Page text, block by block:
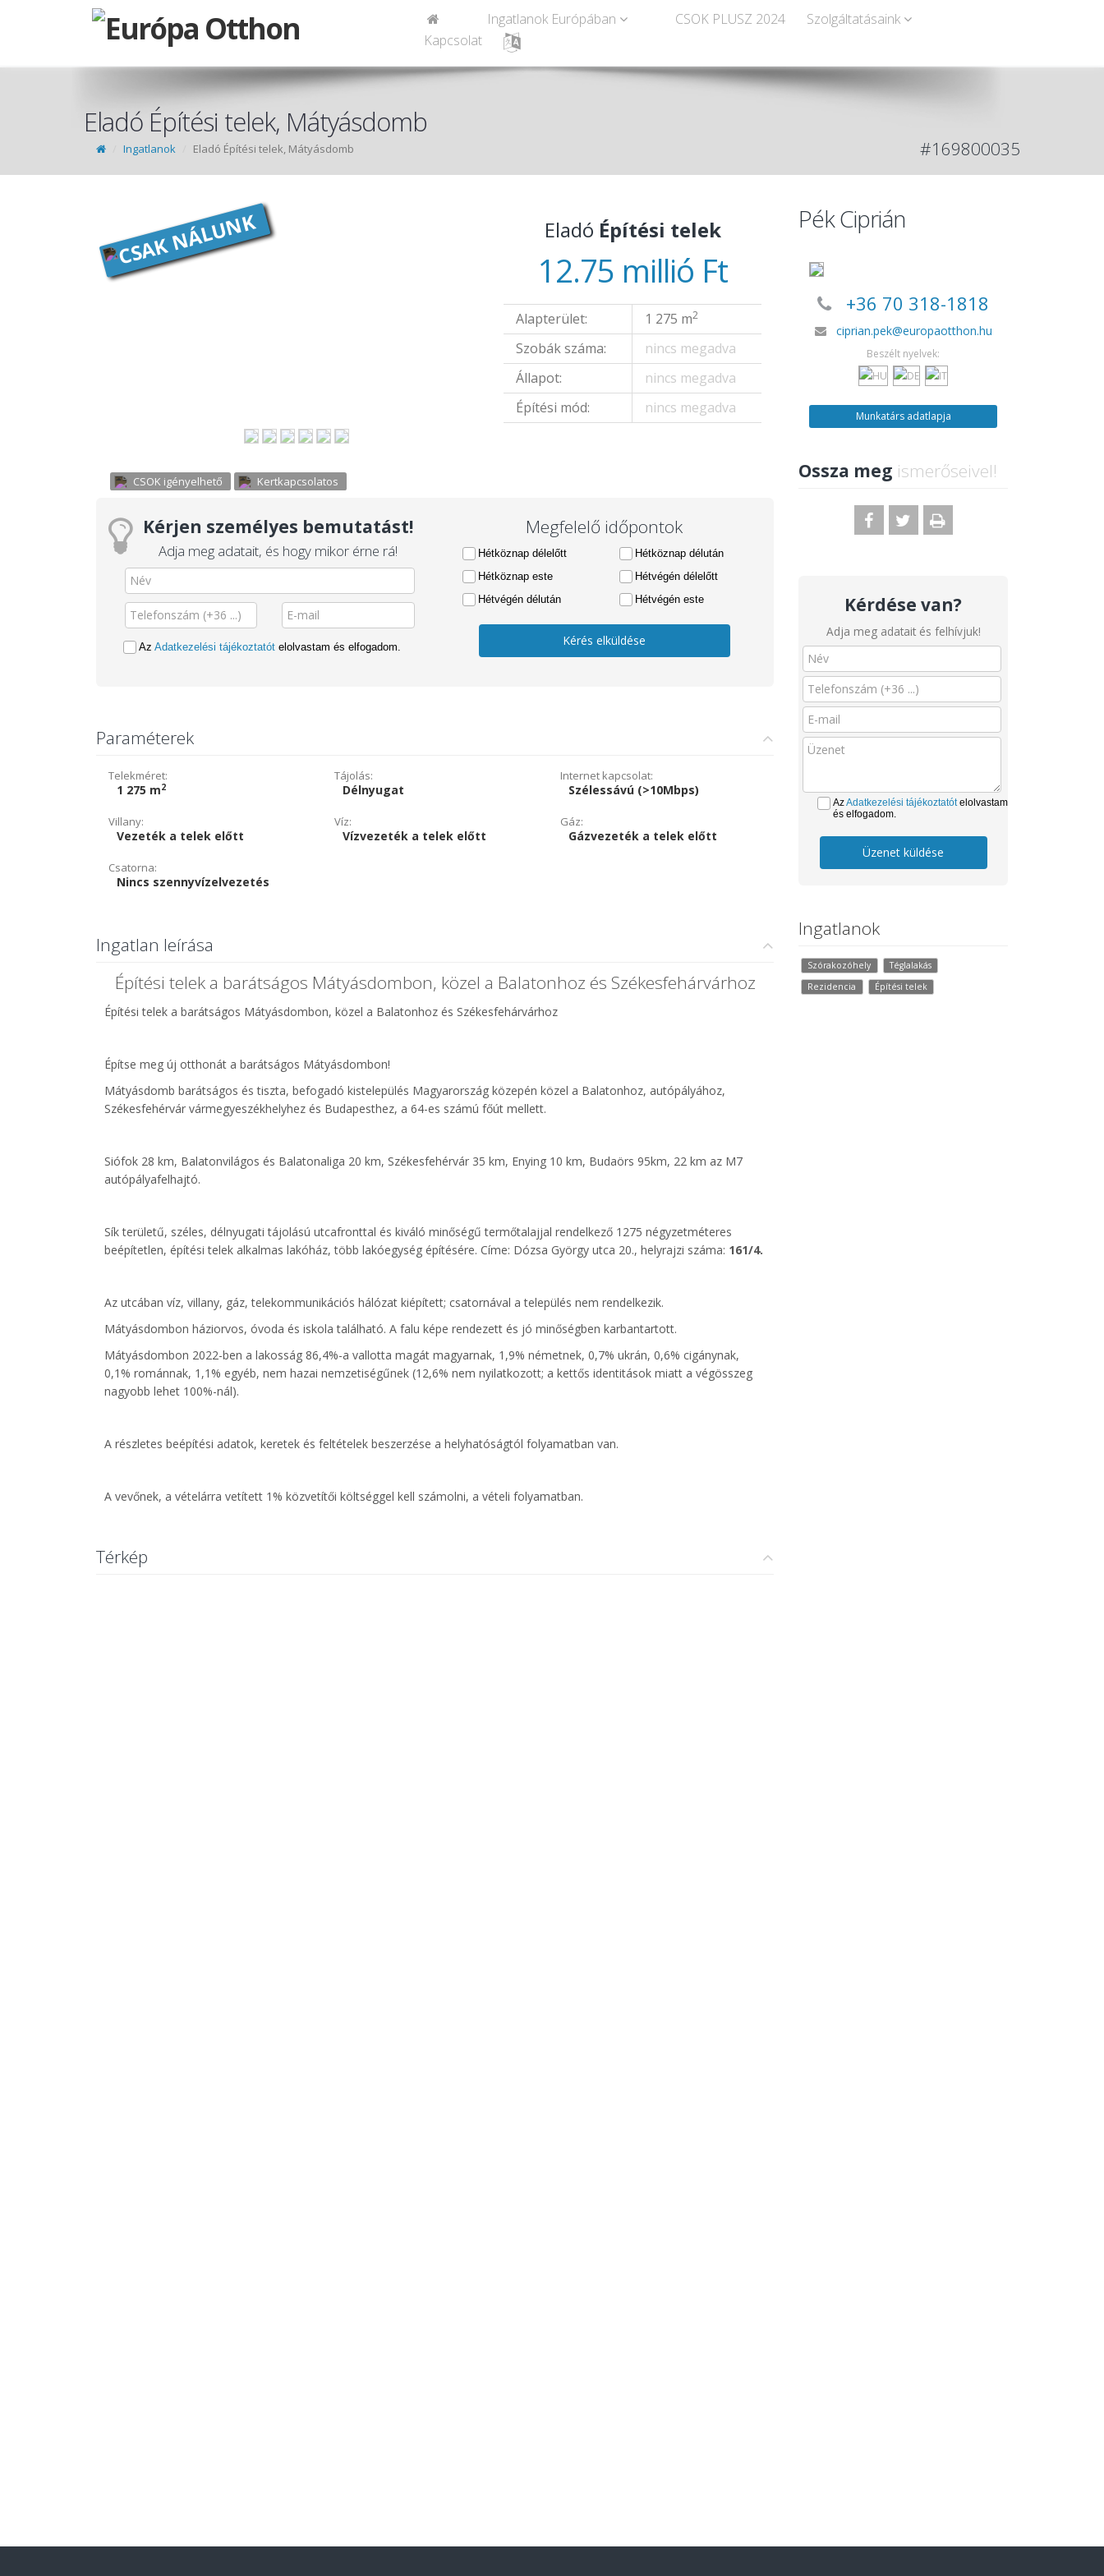
Ingatlanok Európában CSOK PLUSZ 2024
Szolgáltatásaink
Kapcsolat
Eladó Építési telek, Mátyásdomb
Ingatlanok Eladó Építési telek, Mátyásdomb #169800035
CSAK NÁLUNK Eladó Építési telek
12.75 millió Ft
Alapterület: 1 275 m2
Szobák száma:
nincs megadva
Állapot:
nincs megadva
Építési mód:
nincs megadva
CSOK igényelhető Kertkapcsolatos
Kérjen személyes bemutatást!
Adja meg adatait, és hogy mikor érne rá!
Az Adatkezelési tájékoztatót elolvastam és elfogadom.
Megfelelő időpontok
Hétköznap délelőtt
Hétköznap délután
Hétköznap este
Hétvégén délelőtt
Hétvégén délután
Hétvégén este
Kérés elküldése
Paraméterek
Telekméret:
1 275 m2
Tájolás:
Délnyugat
Internet kapcsolat:
Szélessávú (>10Mbps)
Villany:
Vezeték a telek előtt
Víz:
Vízvezeték a telek előtt
Gáz:
Gázvezeték a telek előtt
Csatorna:
Nincs szennyvízelvezetés
Ingatlan leírása
Építési telek a barátságos Mátyásdombon, közel a Balatonhoz és Székesfehárvárhoz
Építési telek a barátságos Mátyásdombon, közel a Balatonhoz és Székesfehárvárhoz
Építse meg új otthonát a barátságos Mátyásdombon!
Mátyásdomb barátságos és tiszta, befogadó kistelepülés Magyarország közepén közel a Balatonhoz, autópályához,
Székesfehérvár vármegyeszékhelyhez és Budapesthez, a 64-es számú főút mellett.
Siófok 28 km, Balatonvilágos és Balatonaliga 20 km, Székesfehérvár 35 km, Enying 10 km, Budaörs 95km, 22 km az M7
autópályafelhajtó.
Sík területű, széles, délnyugati tájolású utcafronttal és kiváló minőségű termőtalajjal rendelkező 1275 négyzetméteres
beépítetlen, építési telek alkalmas lakóház, több lakóegység építésére. Címe: Dózsa György utca 20., helyrajzi száma: 161/4.
Az utcában víz, villany, gáz, telekommunikációs hálózat kiépített; csatornával a település nem rendelkezik.
Mátyásdombon háziorvos, óvoda és iskola található. A falu képe rendezett és jó minőségben karbantartott.
Mátyásdombon 2022-ben a lakosság 86,4%-a vallotta magát magyarnak, 1,9% németnek, 0,7% ukrán, 0,6% cigánynak,
0,1% románnak, 1,1% egyéb, nem hazai nemzetiségűnek (12,6% nem nyilatkozott; a kettős identitások miatt a végösszeg
nagyobb lehet 100%-nál).
A részletes beépítési adatok, keretek és feltételek beszerzése a helyhatóságtól folyamatban van.
A vevőnek, a vételárra vetített 1% közvetítői költséggel kell számolni, a vételi folyamatban.
Térkép
Pék Ciprián
+36 70 318-1818
ciprian.pek@europaotthon.hu
Beszélt nyelvek:
Munkatárs adatlapja
Ossza meg ismerőseivel!
Kérdése van?
Adja meg adatait és felhívjuk!
AzAdatkezelési tájékoztatótelolvastam
és elfogadom.
Üzenet küldése
Ingatlanok
Szórakozóhely
Téglalakás
Rezidencia
Építési telek